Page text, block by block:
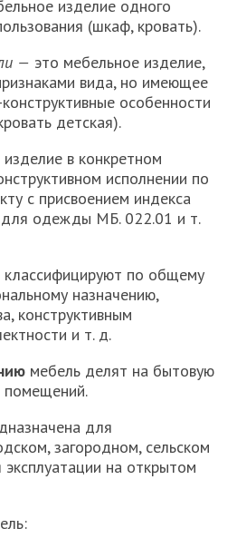
изделие одного
(шкаф, кровать).
— это мебельное изделие,
вида, но имеющее
особенности
детская).
изделие в конкретном
исполнении по
с при­своением индекса
одежды МБ. 022.01 и т.
по общему
назначению,
конструк­тивным
и т. д.
мебель делят на бытовую
для
загородном, сельском
на открытом